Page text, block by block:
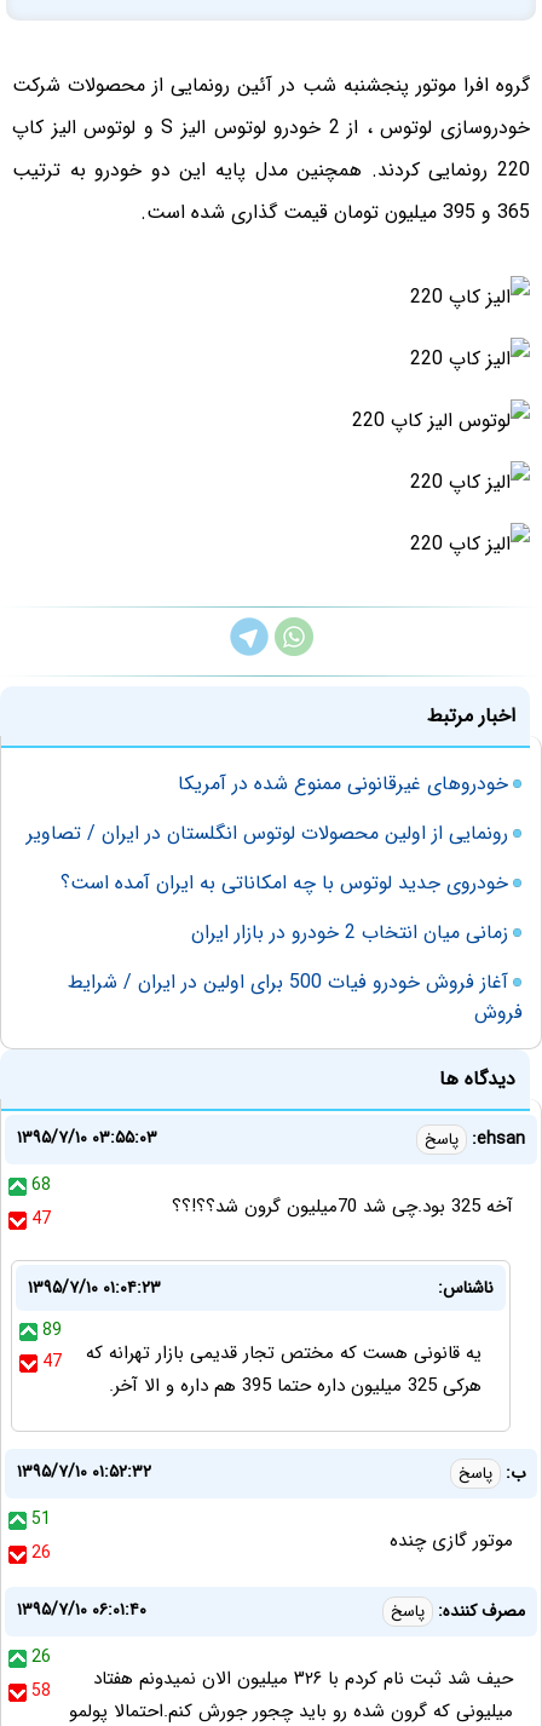
گروه افرا موتور پنجشنبه شب در آئین رونمایی از محصولات شرکت
خودروسازی لوتوس ، از 2 خودرو لوتوس الیز S و لوتوس الیز کاپ
220 رونمایی کردند. همچنین مدل پایه این دو خودرو به ترتیب
365 و 395 میلیون تومان قیمت گذاری شده است.‏
اخبار مرتبط
خودروهای غیرقانونی ممنوع شده در آمریکا
رونمایی از اولین محصولات لوتوس انگلستان در ایران / تصاویر
خودروی جدید لوتوس با چه امکاناتی به ایران آمده است؟
زمانی میان انتخاب 2 خودرو در بازار ایران
آغاز فروش خودرو فیات 500 برای اولین در ایران / شرایط
فروش
دیدگاه ها
ehsan: پاسخ
۱۳۹۵/۷/۱۰ ۰۳:۵۵:۰۳
68
47
آخه 325 بود.چی شد 70میلیون گرون شد؟؟!؟؟
ناشناس:
۱۳۹۵/۷/۱۰ ۰۱:۰۴:۲۳
89
47
یه قانونی هست که مختص تجار قدیمی بازار تهرانه که
هرکی 325 میلیون داره حتما 395 هم داره و الا آخر.
ب: پاسخ
۱۳۹۵/۷/۱۰ ۰۱:۵۲:۳۲
51
26
موتور گازی چنده
مصرف کننده: پاسخ
۱۳۹۵/۷/۱۰ ۰۶:۰۱:۴۰
26
58
حیف شد ثبت نام کردم با ۳۲۶ میلیون الان نمیدونم هفتاد
میلیونی که گرون شده رو باید چجور جورش کنم.احتمالا پولمو